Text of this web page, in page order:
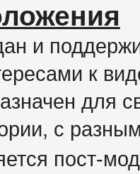
и
к
для
с
пост-